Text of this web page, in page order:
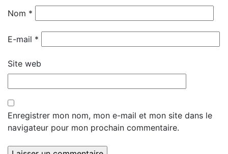
Nom *
E-mail *
Site web
Enregistrer mon nom, mon e-mail et mon site dans le
navigateur pour mon prochain commentaire.